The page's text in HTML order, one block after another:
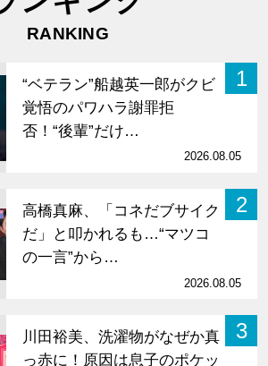
RANKING
1
“ベテラン”船越英一郎がクビ
覚悟のパワハラ謝罪拒
否！“後輩”だけ…
2026.08.05
2
高橋真麻、「コネだブサイク
だ」と叩かれるも…“マツコ
の一言”から…
2026.08.05
3
川田裕美、洗濯物がなぜか真
っ赤に！原因は息子のポケッ